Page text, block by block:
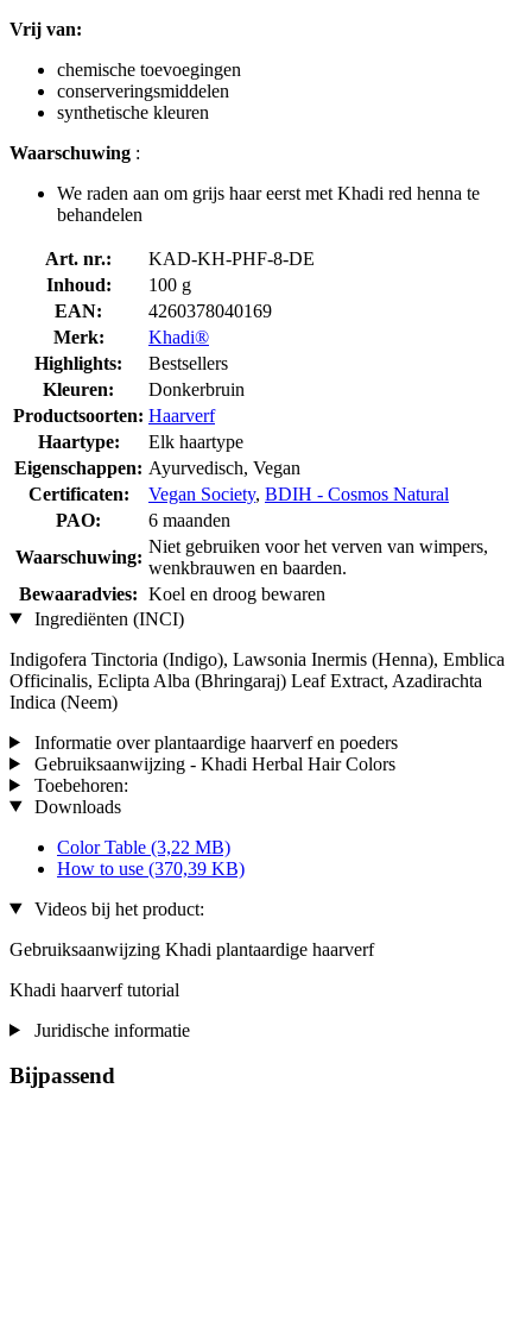
Vrij van:
chemische toevoegingen
conserveringsmiddelen
synthetische kleuren
Waarschuwing :
We raden aan om grijs haar eerst met Khadi red henna te
behandelen
Art. nr.:
KAD-KH-PHF-8-DE
Inhoud:
100 g
EAN:
4260378040169
Merk:
Khadi®
Highlights:
Bestsellers
Kleuren:
Donkerbruin
Productsoorten: Haarverf
Haartype:
Elk haartype
Eigenschappen: Ayurvedisch, Vegan
Certificaten:
Vegan Society, BDIH - Cosmos Natural
PAO:
6 maanden
Waarschuwing:
Niet gebruiken voor het verven van wimpers,
wenkbrauwen en baarden.
Bewaaradvies: Koel en droog bewaren
Ingrediënten (INCI)
Indigofera Tinctoria (Indigo), Lawsonia Inermis (Henna), Emblica
Officinalis, Eclipta Alba (Bhringaraj) Leaf Extract, Azadirachta
Indica (Neem)
Informatie over plantaardige haarverf en poeders
Gebruiksaanwijzing - Khadi Herbal Hair Colors
Toebehoren:
Downloads
Color Table (3,22 MB)
How to use (370,39 KB)
Videos bij het product:
Gebruiksaanwijzing Khadi plantaardige haarverf
Khadi haarverf tutorial
Juridische informatie
Bijpassend